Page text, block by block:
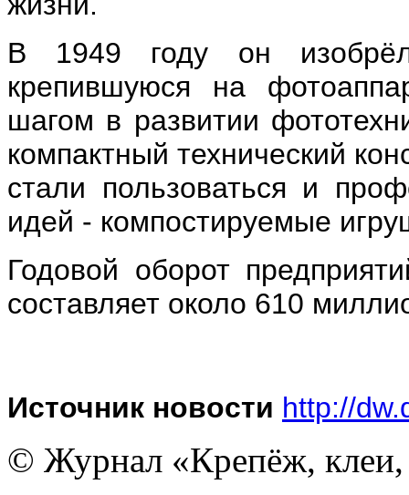
В 1949 году он изобрёл
крепившуюся на
шагом в развитии
компактный технический
стали пользоваться и
идей - компостируемые
Годовой оборот
составляет около 610
Источник новости http://
© Журнал «Крепёж, клеи,